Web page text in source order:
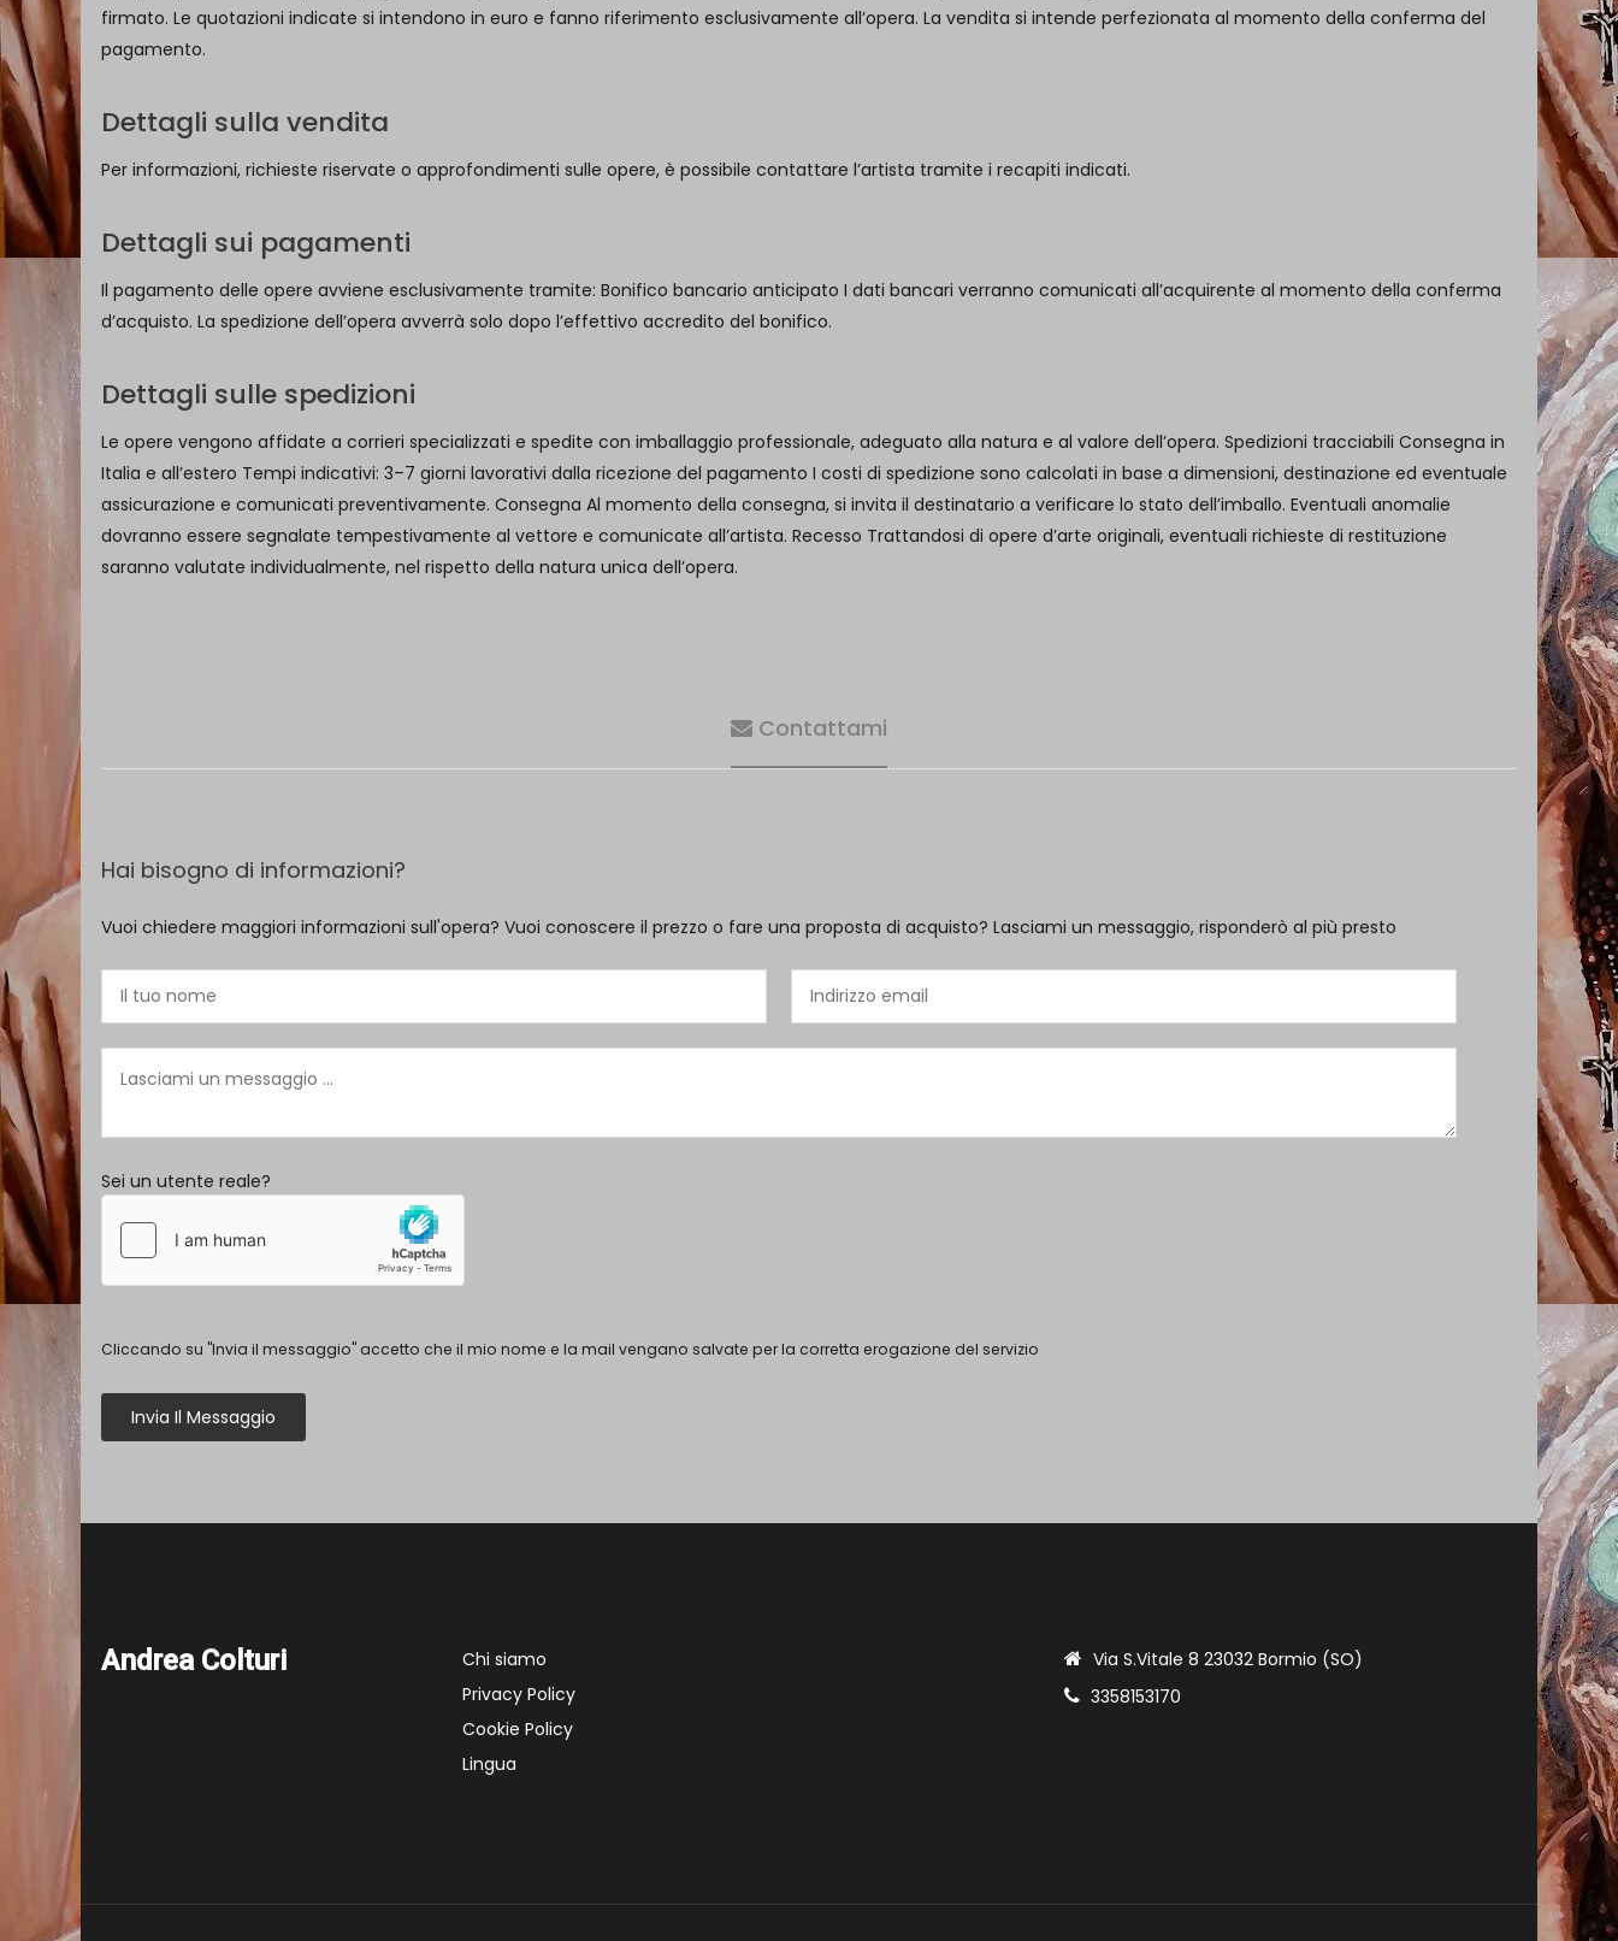
firmato. Le quotazioni indicate si intendono in euro e fanno riferimento esclusivamente all’opera. La vendita si intende perfezionata al momento della conferma del
pagamento.
Dettagli sulla vendita
Per informazioni, richieste riservate o approfondimenti sulle opere, è possibile contattare l’artista tramite i recapiti indicati.
Dettagli sui pagamenti
Il pagamento delle opere avviene esclusivamente tramite: Bonifico bancario anticipato I dati bancari verranno comunicati all’acquirente al momento della conferma
d’acquisto. La spedizione dell’opera avverrà solo dopo l’effettivo accredito del bonifico.
Dettagli sulle spedizioni
Le opere vengono affidate a corrieri specializzati e spedite con imballaggio professionale, adeguato alla natura e al valore dell’opera. Spedizioni tracciabili Consegna in
Italia e all’estero Tempi indicativi: 3–7 giorni lavorativi dalla ricezione del pagamento I costi di spedizione sono calcolati in base a dimensioni, destinazione ed eventuale
assicurazione e comunicati preventivamente. Consegna Al momento della consegna, si invita il destinatario a verificare lo stato dell’imballo. Eventuali anomalie
dovranno essere segnalate tempestivamente al vettore e comunicate all’artista. Recesso Trattandosi di opere d’arte originali, eventuali richieste di restituzione
saranno valutate individualmente, nel rispetto della natura unica dell’opera.
Contattami
Hai bisogno di informazioni?
Vuoi chiedere maggiori informazioni sull'opera? Vuoi conoscere il prezzo o fare una proposta di acquisto? Lasciami un messaggio, risponderò al più presto
Sei un utente reale?
Cliccando su "Invia il messaggio" accetto che il mio nome e la mail vengano salvate per la corretta erogazione del servizio
Invia Il Messaggio
Andrea Colturi
Chi siamo
Privacy Policy
Cookie Policy
Lingua
Via S.Vitale 8 23032 Bormio (SO)
3358153170